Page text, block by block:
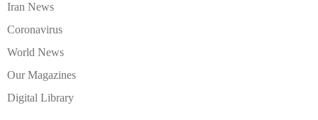
Iran News
Coronavirus
World News
Our Magazines
Digital Library